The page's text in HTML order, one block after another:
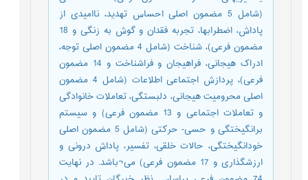
(شامل 5 مضمون اصلی احساس تهدید، ناامیدی از
پاداش، اضطرابها، تجربه فقدان و گوش به زنگی و 18
مضمون فرعی)، شناخت (شامل 4 مضمون اصلی توجه،
ادراک هیجانی، فراهیجان و فراشناخت و 14 مضمون
فرعی)، پردازش اجتماعی اطلاعات (شامل 4 مضمون
اصلی محرومیت هیجانی، دلبستگی، تعاملات خانوادگی
و تعاملات اجتماعی و 13 مضمون فرعی) و سیستم
برانگیختگی و حسی- حرکتی (شامل 5 مضمون اصلی
خودانگیختگی، حالات خلقی، تفسیر، پاداش درونی و
ارزشگذاری و 17 مضمون فرعی) می¬باشد. در نهایت